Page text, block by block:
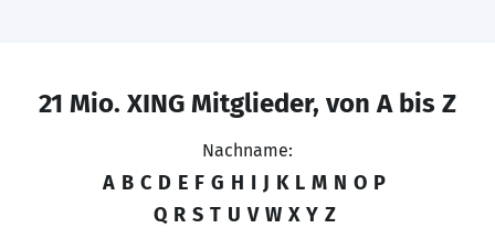
21 Mio. XING Mitglieder, von A bis Z
Nachname:
A B C D E F G H I J K L M N O P
Q R S T U V W X Y Z